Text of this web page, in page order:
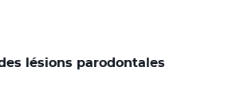
lésions parodontales